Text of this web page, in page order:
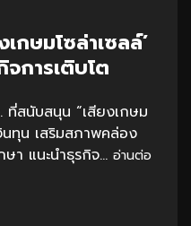
กษมโซล่าเซลล์’
การเติบโต
ที่สนับสนุน “เสียงเกษม
นทุน เสริมสภาพคล่อง
า แนะนำธุรกิจ... อ่านต่อ